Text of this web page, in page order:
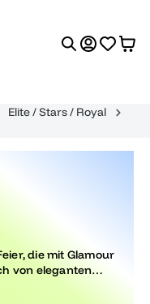
Elite / Stars / Royal
die mit Glamour
von eleganten
besondere